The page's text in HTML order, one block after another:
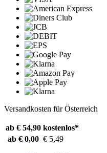
Versandkosten für Österreich
ab € 54,90 kostenlos*
ab € 0,00 € 5,49